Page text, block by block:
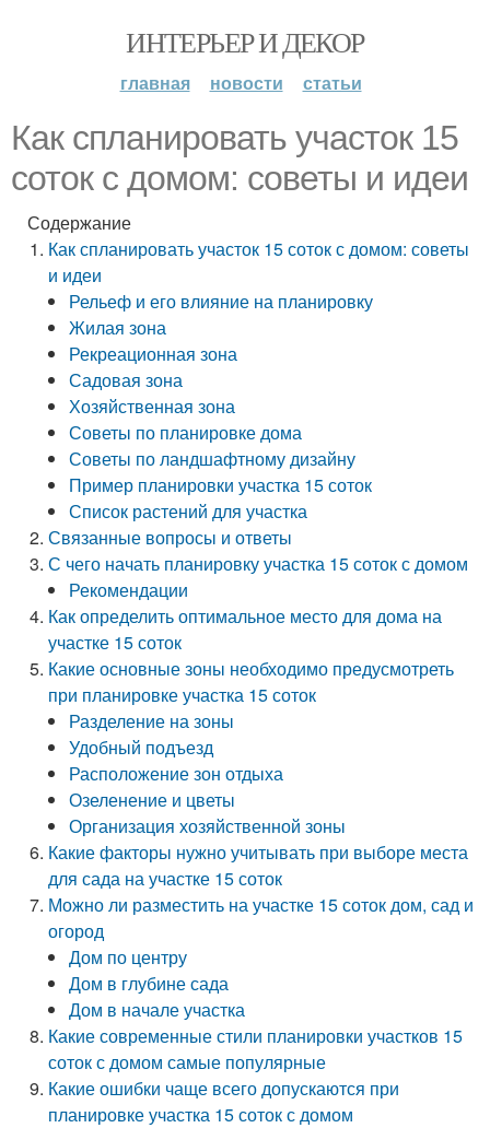
ИНТЕРЬЕР И ДЕКОР
главная новости статьи
Как спланировать участок 15
соток с домом: советы и идеи
Содержание
Как спланировать участок 15 соток с домом: советы
и идеи
Рельеф и его влияние на планировку
Жилая зона
Рекреационная зона
Садовая зона
Хозяйственная зона
Советы по планировке дома
Советы по ландшафтному дизайну
Пример планировки участка 15 соток
Список растений для участка
Связанные вопросы и ответы
С чего начать планировку участка 15 соток с домом
Рекомендации
Как определить оптимальное место для дома на
участке 15 соток
Какие основные зоны необходимо предусмотреть
при планировке участка 15 соток
Разделение на зоны
Удобный подъезд
Расположение зон отдыха
Озеленение и цветы
Организация хозяйственной зоны
Какие факторы нужно учитывать при выборе места
для сада на участке 15 соток
Можно ли разместить на участке 15 соток дом, сад и
огород
Дом по центру
Дом в глубине сада
Дом в начале участка
Какие современные стили планировки участков 15
соток с домом самые популярные
Какие ошибки чаще всего допускаются при
планировке участка 15 соток с домом